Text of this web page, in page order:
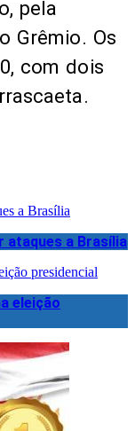
pela
Grêmio. Os
com dois
ataques a Brasília
eleição